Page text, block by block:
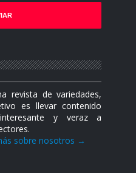
revista de variedades,
es llevar contenido
y veraz a
sobre nosotros →